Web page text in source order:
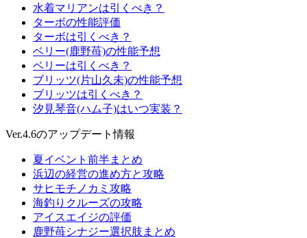
水着マリアンは引くべき？
ターボの性能評価
ターボは引くべき？
ベリー(鹿野苺)の性能予想
ベリーは引くべき？
ブリッツ(片山久未)の性能予想
ブリッツは引くべき？
汐見琴音(ハム子)はいつ実装？
Ver.4.6のアップデート情報
夏イベント前半まとめ
浜辺の経営の進め方と攻略
サヒモチノカミ攻略
海釣りクルーズの攻略
アイスエイジの評価
鹿野苺シナジー選択肢まとめ